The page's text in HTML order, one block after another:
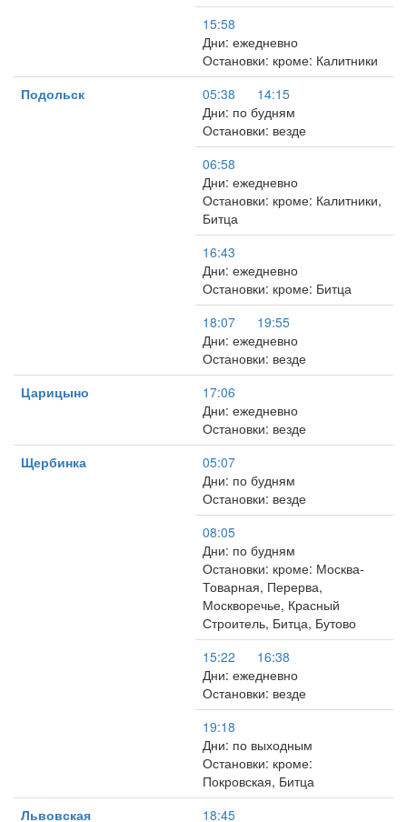
15:58
Дни: ежедневно
Остановки: кроме: Калитники
Подольск
05:38
14:15
Дни: по будням
Остановки: везде
06:58
Дни: ежедневно
Остановки: кроме: Калитники,
Битца
16:43
Дни: ежедневно
Остановки: кроме: Битца
18:07
19:55
Дни: ежедневно
Остановки: везде
Царицыно
17:06
Дни: ежедневно
Остановки: везде
Щербинка
05:07
Дни: по будням
Остановки: везде
08:05
Дни: по будням
Остановки: кроме: Москва-
Товарная, Перерва,
Москворечье, Красный
Строитель, Битца, Бутово
15:22
16:38
Дни: ежедневно
Остановки: везде
19:18
Дни: по выходным
Остановки: кроме:
Покровская, Битца
Львовская
18:45